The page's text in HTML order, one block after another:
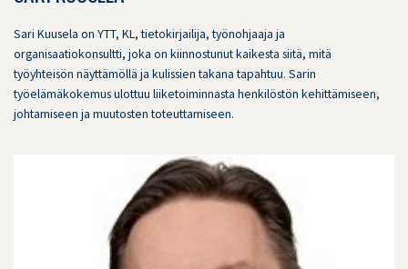
Sari Kuusela on YTT, KL, tietokirjailija, työnohjaaja ja
organisaatiokonsultti, joka on kiinnostunut kaikesta siitä, mitä
työyhteisön näyttämöllä ja kulissien takana tapahtuu. Sarin
työelämäkokemus ulottuu liiketoiminnasta henkilöstön kehittämiseen,
johtamiseen ja muutosten toteuttamiseen.